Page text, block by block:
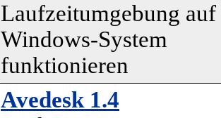
Laufzeitumgebung auf
Windows-System
funktionieren
Avedesk 1.4